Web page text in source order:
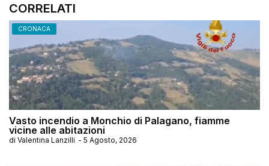
CORRELATI
CRONACA
Vasto incendio a Monchio di Palagano, fiamme
vicine alle abitazioni
di Valentina Lanzilli - 5 Agosto, 2026